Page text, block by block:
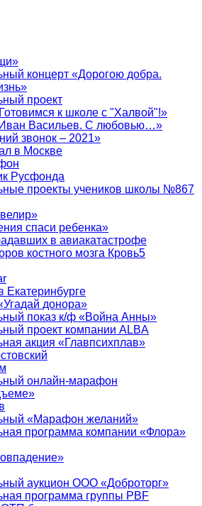
концерт «Дорогою добра.
проект
к школе с "Халвой"!»
Васильев. С любовью…»
звонок – 2021»
в Москве
Русфонда
проекты учеников школы №867
спаси ребенка»
в авиакатастрофе
костного мозга Кровь5
Екатеринбурге
донора»
показ к/ф «Война Анны»
проект компании ALBA
акция «Главпсихплав»
онлайн‑марафон
«Марафон желаний»
программа компании «Флора»
аукцион ООО «Доброторг»
программа группы PBF